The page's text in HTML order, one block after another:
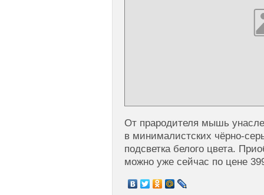
От прародителя мышь
в минималистских чёрно-
подсветка белого цвета.
можно уже сейчас по цене